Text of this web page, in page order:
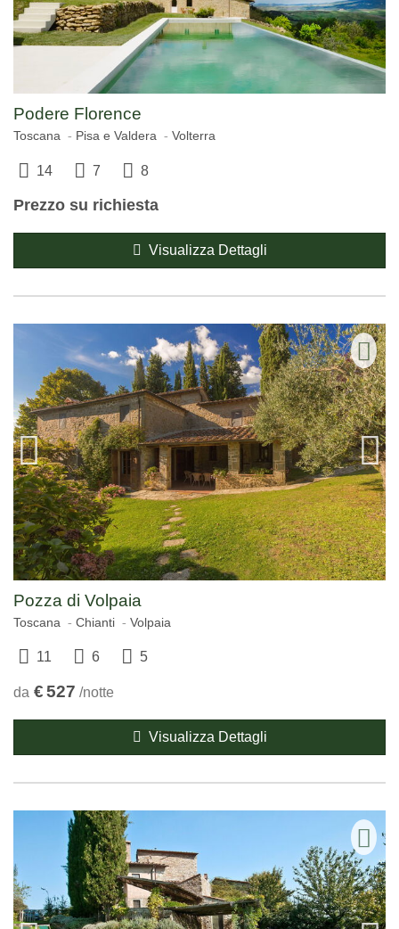
Podere Florence
Toscana Pisa e Valdera Volterra
14 7 8
Prezzo su richiesta
Visualizza Dettagli
Pozza di Volpaia
Toscana Chianti Volpaia
11 6 5
da €527 /notte
Visualizza Dettagli